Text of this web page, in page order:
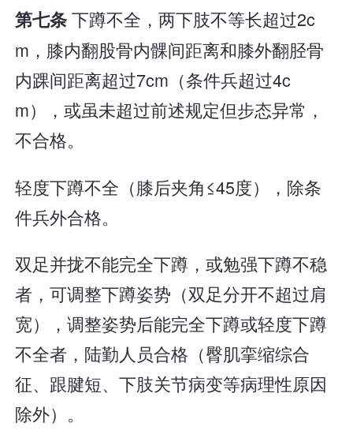
第七条下蹲不全，两下肢不等长超过2c
m，膝内翻股骨内髁间距离和膝外翻胫骨
内踝间距离超过7cm（条件兵超过4c
m），或虽未超过前述规定但步态异常，
不合格。
轻度下蹲不全（膝后夹角≤45度），除条
件兵外合格。
双足并拢不能完全下蹲，或勉强下蹲不稳
者，可调整下蹲姿势（双足分开不超过肩
宽），调整姿势后能完全下蹲或轻度下蹲
不全者，陆勤人员合格（臀肌挛缩综合
征、跟腱短、下肢关节病变等病理性原因
除外）。